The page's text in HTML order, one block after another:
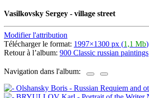
Vasilkovsky Sergey - village street
Modifier l'attribution
Télécharger le format: 1997×1300 px (1,1 Mb)
Retour à l’album: 900 Classic russian paintings
Navigation dans l'album: